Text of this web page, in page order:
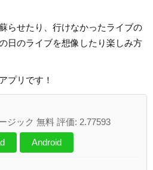
らせたり、行けなかったライブの
日のライブを想像したり楽しみ方
プリです！
ジック 無料 評価: 2.77593
Android